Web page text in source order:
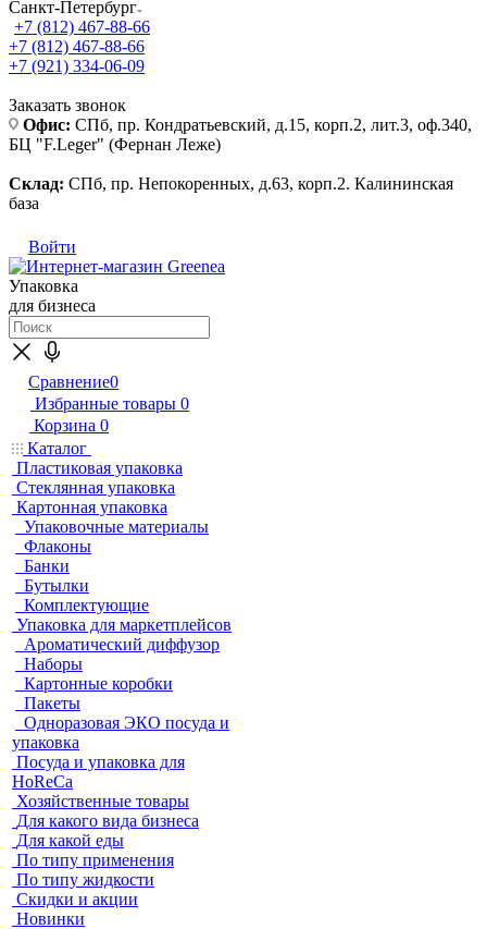
Санкт-Петербург
+7 (812) 467-88-66
+7 (812) 467-88-66
+7 (921) 334-06-09
Заказать звонок
Офис: СПб, пр. Кондратьевский, д.15, корп.2, лит.3, оф.340,
БЦ "F.Leger" (Фернан Леже)
Склад: СПб, пр. Непокоренных, д.63, корп.2. Калининская
база
Войти
Упаковка
для бизнеса
Сравнение0
Избранные товары 0
Корзина 0
Каталог
Пластиковая упаковка
Стеклянная упаковка
Картонная упаковка
Упаковочные материалы
Флаконы
Банки
Бутылки
Комплектующие
Упаковка для маркетплейсов
Ароматический диффузор
Наборы
Картонные коробки
Пакеты
Одноразовая ЭКО посуда и
упаковка
Посуда и упаковка для
HoReCa
Хозяйственные товары
Для какого вида бизнеса
Для какой еды
По типу применения
По типу жидкости
Скидки и акции
Новинки